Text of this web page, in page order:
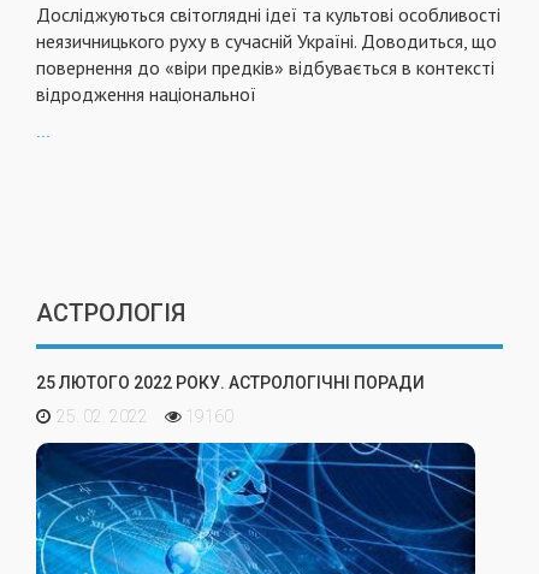
Досліджуються світоглядні ідеї та культові особливості
неязичницького руху в сучасній Україні. Доводиться, що
повернення до «віри предків» відбувається в контексті
відродження національної
АСТРОЛОГІЯ
25 ЛЮТОГО 2022 РОКУ. АСТРОЛОГІЧНІ ПОРАДИ
25. 02. 2022
19160